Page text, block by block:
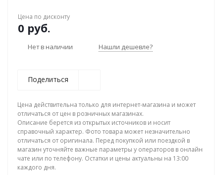
Цена по дисконту
0 руб.
Нет в наличии Нашли дешевле?
Поделиться
Цена действительна только для интернет-магазина и может
отличаться от цен в розничных магазинах.
Описание берется из открытых источников и носит
справочный характер. Фото товара может незначительно
отличаться от оригинала. Перед покупкой или поездкой в
магазин уточняйте важные параметры у операторов в онлайн
чате или по телефону. Остатки и цены актуальны на 13:00
каждого дня.